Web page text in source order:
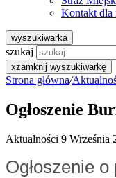
Kontakt dla
wyszukiwarka
szukaj
xzamknij wyszukiwarkę
Strona główna/
Ogłoszenie
Aktualności 9 Września
Ogłoszenie